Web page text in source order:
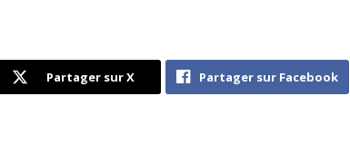
Partager sur X Partager sur Facebook